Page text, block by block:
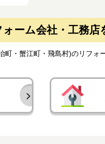
ーム会社・工務店
町・蟹江町・飛島村)のリフォ